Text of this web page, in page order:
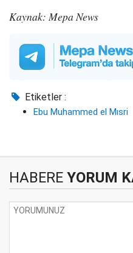
Kaynak: Mepa News
Etiketler :
Ebu Muhammed el Mısri
HABERE YORUM